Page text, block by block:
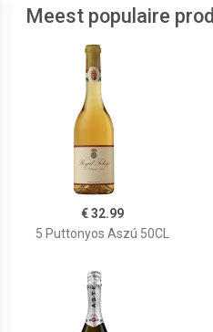
Meest populaire
€ 32.99
5 Puttonyos Aszú 50CL